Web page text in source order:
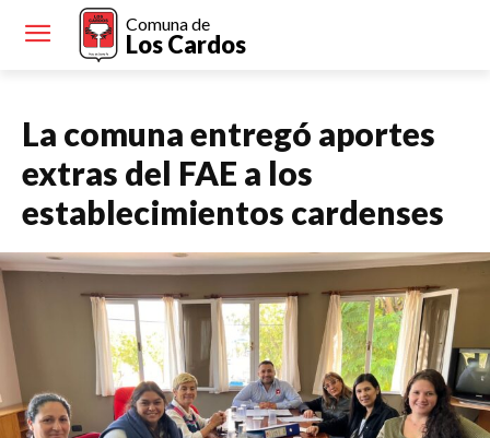
Comuna de
Los Cardos
La comuna entregó aportes
extras del FAE a los
establecimientos cardenses